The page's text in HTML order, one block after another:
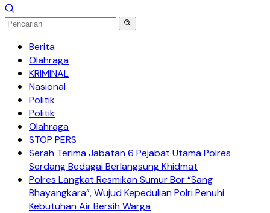
Berita
Olahraga
KRIMINAL
Nasional
Politik
Politik
Olahraga
STOP PERS
Serah Terima Jabatan 6 Pejabat Utama Polres
Serdang Bedagai Berlangsung Khidmat
Polres Langkat Resmikan Sumur Bor “Sang
Bhayangkara”, Wujud Kepedulian Polri Penuhi
Kebutuhan Air Bersih Warga